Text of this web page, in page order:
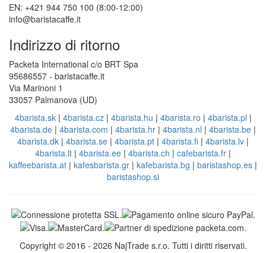
EN: +421 944 750 100 (8:00-12:00)
info@baristacaffe.it
Indirizzo di ritorno
Packeta International c/o BRT Spa
95686557 - baristacaffe.it
Via Marinoni 1
33057 Palmanova (UD)
4barista.sk| 4barista.cz| 4barista.hu | 4barista.ro | 4barista.pl |
4barista.de | 4barista.com | 4barista.hr | 4barista.nl | 4barista.be |
4barista.dk | 4barista.se | 4barista.pt | 4barista.fi | 4barista.lv |
4barista.lt | 4barista.ee | 4barista.ch | cafebarista.fr |
kaffeebarista.at | kafesbarista.gr | kafebarista.bg | baristashop.es |
baristashop.si
Copyright © 2016 - 2026 NajTrade s.r.o. Tutti i diritti riservati.